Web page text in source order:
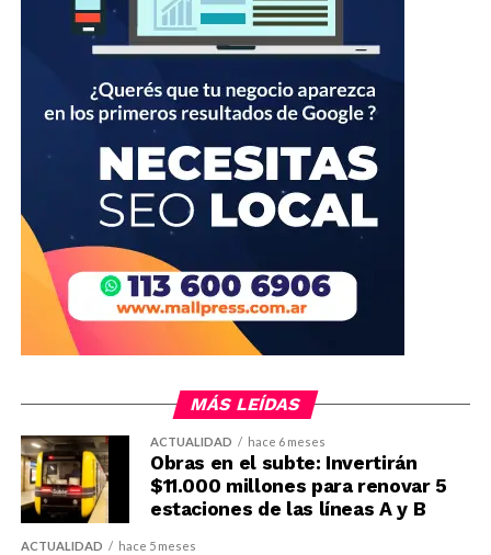
MÁS LEÍDAS
ACTUALIDAD hace 6 meses
Obras en el subte: Invertirán
$11.000 millones para renovar 5
estaciones de las líneas A y B
ACTUALIDAD hace 5 meses